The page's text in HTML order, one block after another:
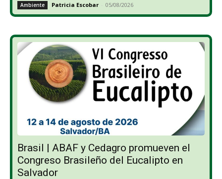
Ambiente Patricia Escobar - 05/08/2026
Brasil | ABAF y Cedagro promueven el
Congreso Brasileño del Eucalipto en
Salvador